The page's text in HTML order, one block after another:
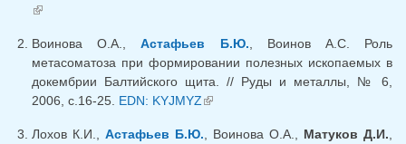
(link is external)
Воинова О.А.,Астафьев Б.Ю. , Воинов А.С. Роль
метасоматоза при формировании полезных ископаемых в
докембрии Балтийского щита. // Руды и металлы, № 6,
2006, с.16-25. EDN: KYJMYZ(link is external)
Лохов К.И., Астафьев Б.Ю. , Воинова О.А., Матуков Д.И.